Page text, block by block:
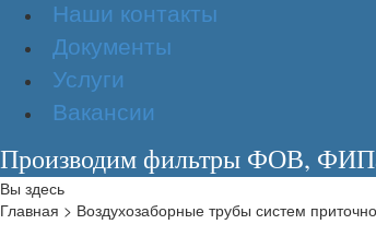
Наши контакты
Документы
Услуги
Вакансии
Производим фильтры ФОВ,
Вы здесь
Главная > Воздухозаборные трубы систем